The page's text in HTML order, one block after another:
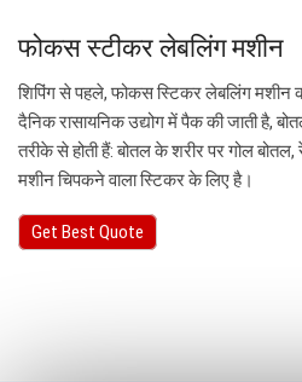
फोकस स्टीकर लेबलिंग मशीन
शिपिंग से पहले, फोकस स्टिकर लेबलिंग मशीन
दैनिक रासायनिक उद्योग में पैक की जाती है,
तरीके से होती हैं: बोतल के शरीर पर गोल
मशीन चिपकने वाला स्टिकर के लिए है।
Get Best Quote